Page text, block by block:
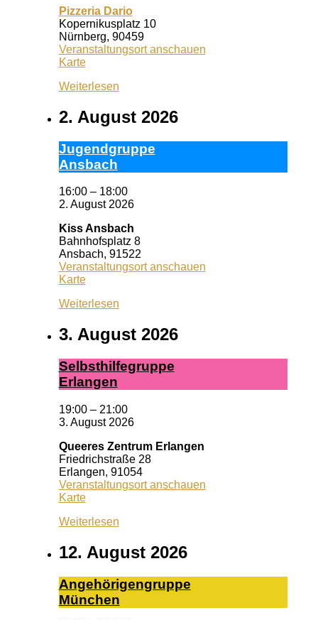
Pizzeria Dario
Kopernikusplatz 10
Nürnberg, 90459
Veranstaltungsort anschauen
KartePizzeria
Weiterlesen
2. August 2026
Ju­gend­grup­pe
Ans­bach
16:00 – 18:00
2. August 2026
Kiss Ansbach
Bahnhofsplatz 8
Ansbach, 91522
Veranstaltungsort anschauen
KarteKiss
Weiterlesen
3. August 2026
Selbst­hil­fe­grup­pe
Er­lan­gen
19:00 – 21:00
3. August 2026
Queeres Zentrum Erlangen
Friedrichstraße 28
Erlangen, 91054
Veranstaltungsort anschauen
KarteQueeres
Erlangen
Weiterlesen
12. August 2026
An­ge­hö­ri­gen­grup­pe
Mün­chen